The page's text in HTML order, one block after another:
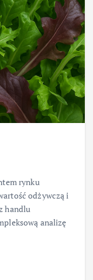
rynku
odżywczą i
handlu
analizę